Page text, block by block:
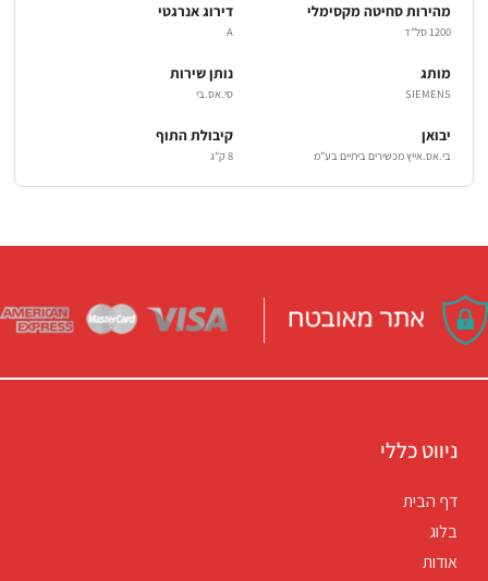
מהירות סחיטה מקסימלי
1200 סל"ד
דירוג אנרגטי
A
מותג
SIEMENS
נותן שירות
סי.אס.בי
יבואן
בי.אס.אייץ מכשירים ביתיים בע"מ
קיבולת התוף
8 ק"ג
ניווט כללי
דף הבית
בלוג
אודות